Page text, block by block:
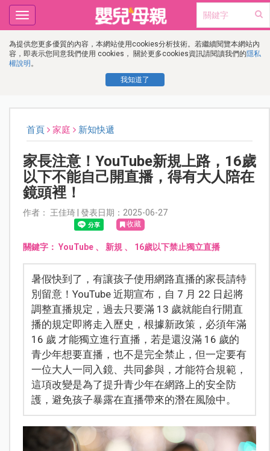
為提供您更多優質的內容，本網站使用cookies分析技術。若繼續閱覽本網站內
容，即表示您同意我們使用 cookies， 關於更多cookies資訊請閱讀我們的隱私
權說明 。
我知道了
Toggle
navigation
首頁 家庭 新知快遞
家長注意！YouTube新規上路，16歲
以下不能自己開直播，得有大人陪在
鏡頭裡！
作者： 王佳琦 | 發表日期：2025-06-27
收藏
關鍵字： YouTube、 新規、 16歲以下禁止獨立直播
暑假快到了，有讓孩子使用網路直播的家長請特
別留意！YouTube 近期宣布，自 7 月 22 日起將
調整直播規定，過去只要滿 13 歲就能自行開直
播的規定即將走入歷史，根據新政策，必須年滿
16 歲 才能獨立進行直播，若是還沒滿 16 歲的
青少年想要直播，也不是完全禁止，但一定要有
一位大人一同入鏡、共同參與，才能符合規範，
這項改變是為了提升青少年在網路上的安全防
護，避免孩子暴露在直播帶來的潛在風險中。